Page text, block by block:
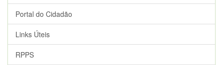
Portal do Cidadão
Links Úteis
RPPS